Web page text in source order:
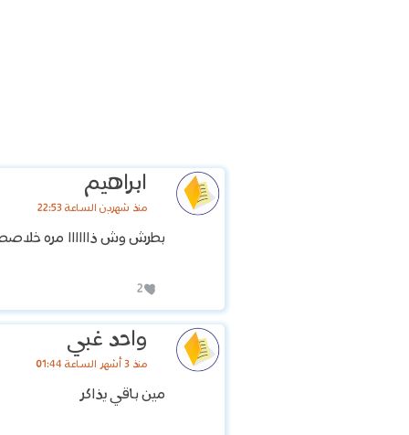
ابراهيم
منذ شهرين الساعة 22:53
بطرش وش ذاااااا مره
2
واحد غبي
منذ 3 أشهر الساعة 01:44
مين باقي يذاكر